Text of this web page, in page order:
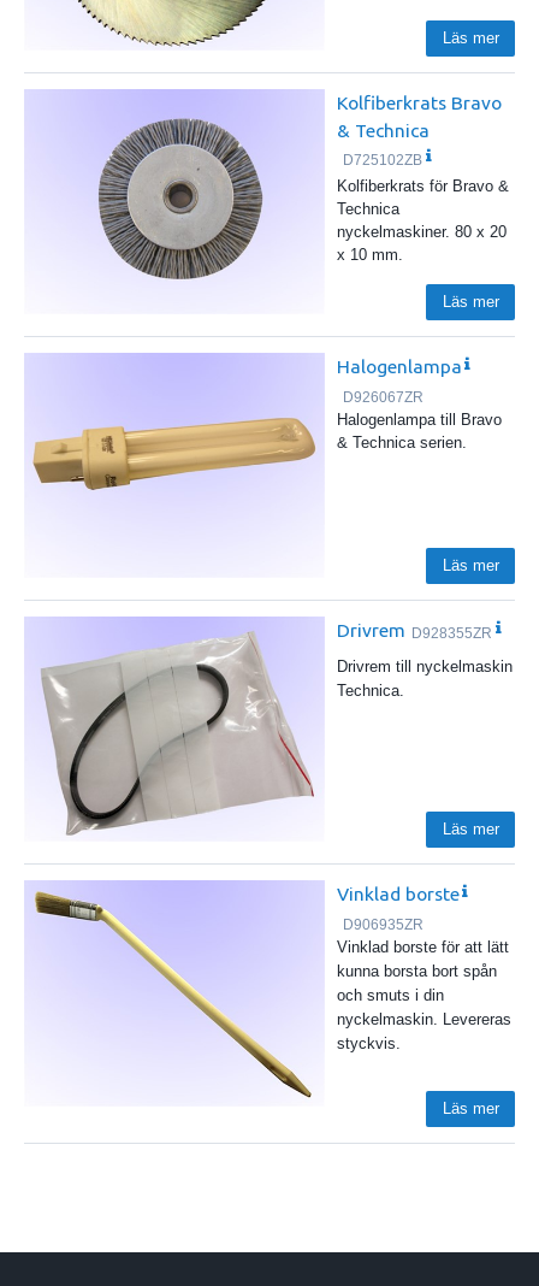
Läs mer
Kolfiberkrats Bravo
& Technica
D725102ZB
Kolfiberkrats för Bravo &
Technica
nyckelmaskiner. 80 x 20
x 10 mm.
Läs mer
Halogenlampa
D926067ZR
Halogenlampa till Bravo
& Technica serien.
Läs mer
Drivrem D928355ZR
Drivrem till nyckelmaskin
Technica.
Läs mer
Vinklad borste
D906935ZR
Vinklad borste för att lätt
kunna borsta bort spån
och smuts i din
nyckelmaskin. Levereras
styckvis.
Läs mer